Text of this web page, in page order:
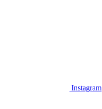
Instagram